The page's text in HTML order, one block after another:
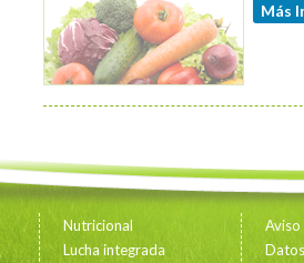
Más
Nutricional
Lucha integrada
Aviso